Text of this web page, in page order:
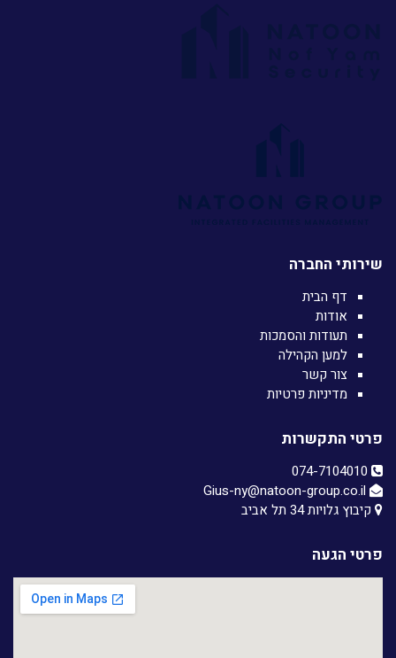
שירותי החברה
דף הבית
אודות
תעודות והסמכות
למען הקהילה
צור קשר
מדיניות פרטיות
פרטי התקשרות
קיבוץ גלויות 34 תל אביב
פרטי הגעה